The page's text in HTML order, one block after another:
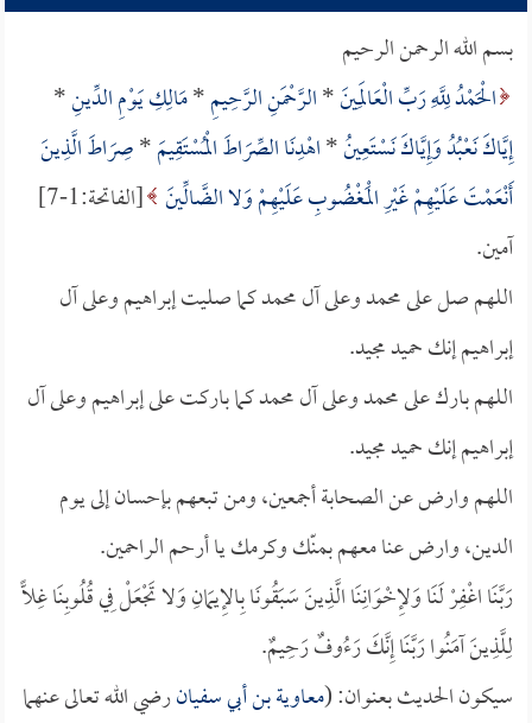
بسم الله الرحمن الرحيم
الْحَمْدُ لِلَّهِ رَبِّ الْعَالَمِينَ*الرَّحْمَنِ الرَّحِيمِ*مَالِكِ يَوْمِ الدِّينِ*
إِيَّاكَ نَعْبُدُ وَإِيَّاكَ نَسْتَعِينُ*اهْدِنَا الصِّرَاطَ الْمُسْتَقِيمَ*صِرَاطَ الَّذِينَ
أَنْعَمْتَ عَلَيْهِمْ غَيْرِ الْمَغْضُوبِ عَلَيْهِمْ وَلا الضَّالِّينَ
[الفاتحة:1-7]
آمين.
اللهم صل على محمد وعلى آل محمد كما صليت إبراهيم وعلى آل
إبراهيم إنك حميد مجيد.
اللهم بارك على محمد وعلى آل محمد كما باركت على إبراهيم وعلى آل
إبراهيم إنك حميد مجيد.
اللهم وارض عن الصحابة أجمعين، ومن تبعهم بإحسان إلى يوم
الدين، وارض عنا معهم بمنّك وكرمك يا أرحم الراحمين.
رَبَّنَا اغْفِرْ لَنَا وَلإِخْوَانِنَا الَّذِينَ سَبَقُونَا بِالإِيمَانِ وَلا تَجْعَلْ فِي قُلُوبِنَا غِلاًّ
لِلَّذِينَ آمَنُوا رَبَّنَا إِنَّكَ رَءُوفٌ رَحِيمٌ.
سيكون الحديث بعنوان: (معاوية بن أبي سفيانرضي الله تعالى عنهما